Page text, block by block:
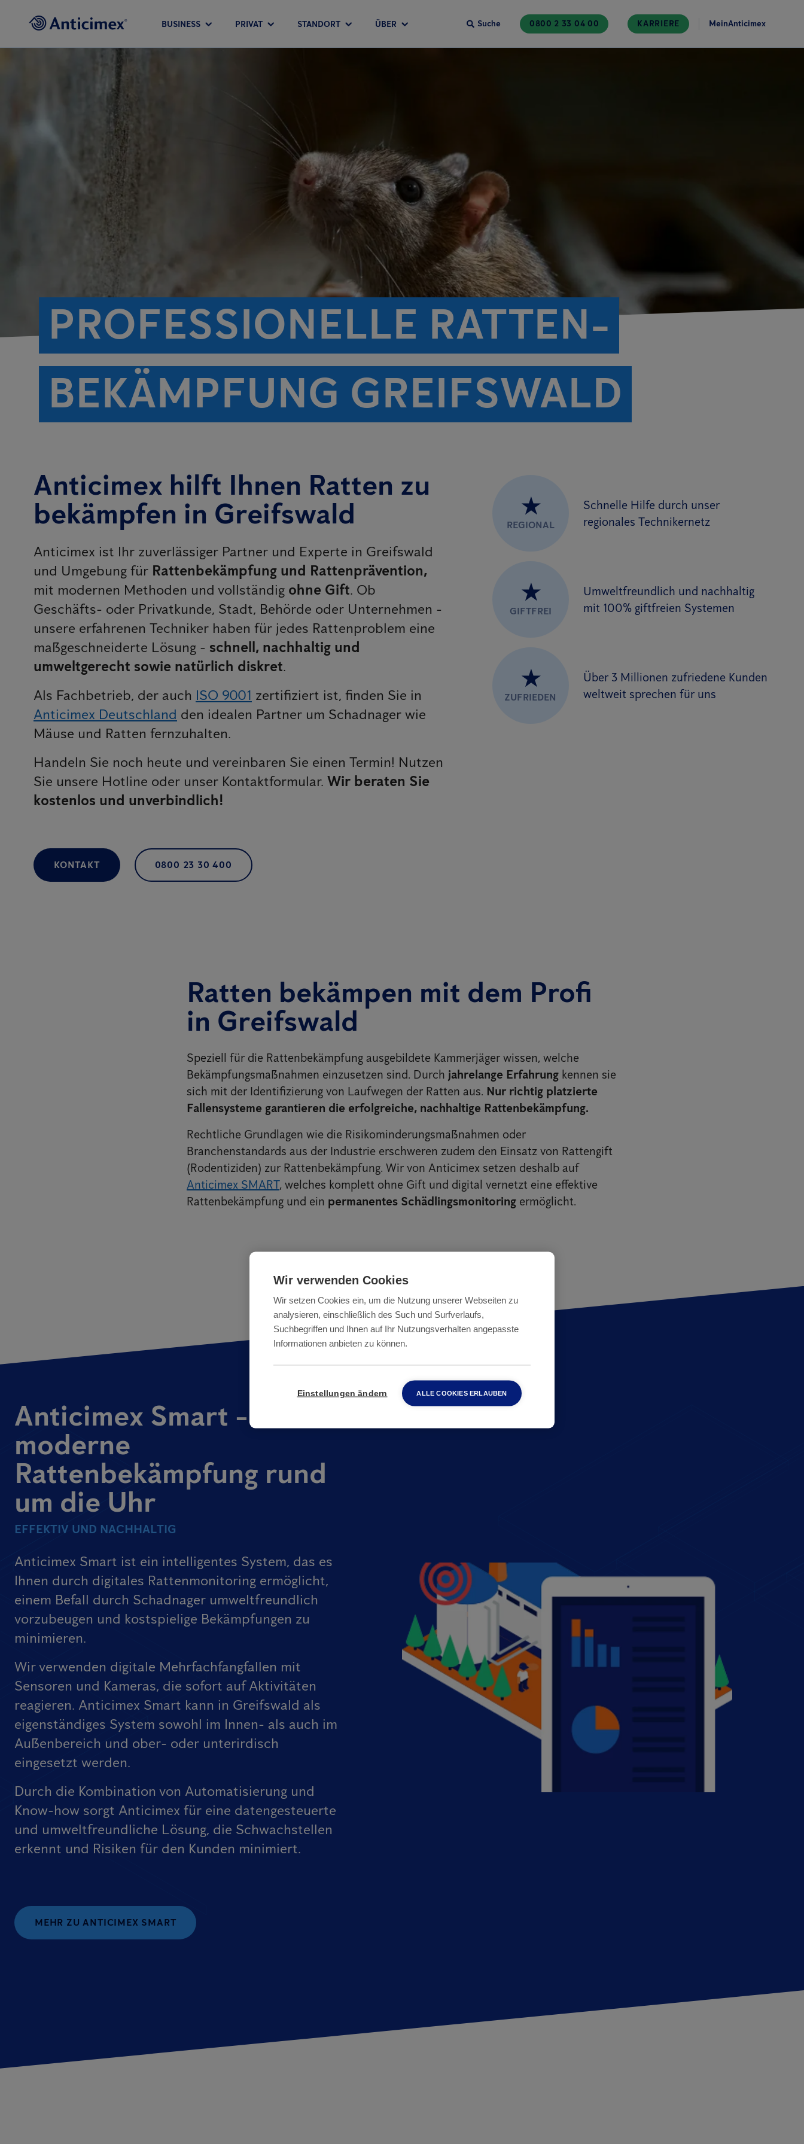
BUSINESS PRIVAT STANDORT ÜBER Suche 0800 2 33 04 00 KARRIERE MeinAnticimex
PROFESSIONELLE RATTEN­
BEKÄMPFUNG GREIFSWALD
Anticimex hilft Ihnen Ratten zu
bekämpfen in Greifswald
Anticimex ist Ihr zuverlässiger Partner und Experte in Greifswald
und Umgebung für Rattenbekämpfung und Rattenprävention,
mit modernen Methoden und vollständig ohne Gift. Ob
Geschäfts- oder Privatkunde, Stadt, Behörde oder Unternehmen -
unsere erfahrenen Techniker haben für jedes Rattenproblem eine
maßgeschneiderte Lösung - schnell, nachhaltig und
umweltgerecht sowie natürlich diskret.
Als Fachbetrieb, der auch ISO 9001 zertifiziert ist, finden Sie in
Anticimex Deutschland den idealen Partner um Schadnager wie
Mäuse und Ratten fernzuhalten.
Handeln Sie noch heute und vereinbaren Sie einen Termin! Nutzen
Sie unsere Hotline oder unser Kontaktformular. Wir beraten Sie
kostenlos und unverbindlich!
KONTAKT 0800 23 30 400
★
REGIONAL
Schnelle Hilfe durch unser
regionales Technikernetz
★
GIFTFREI
Umweltfreundlich und nachhaltig
mit 100% giftfreien Systemen
★
ZUFRIEDEN
Über 3 Millionen zufriedene Kunden
weltweit sprechen für uns
Ratten bekämpen mit dem Profi
in Greifswald
Speziell für die Rattenbekämpfung ausgebildete Kammerjäger wissen, welche
Bekämpfungsmaßnahmen einzusetzen sind. Durch jahrelange Erfahrung kennen sie
sich mit der Identifizierung von Laufwegen der Ratten aus. Nur richtig platzierte
Fallensysteme garantieren die erfolgreiche, nachhaltige Rattenbekämpfung.
Rechtliche Grundlagen wie die Risikominderungsmaßnahmen oder
Branchenstandards aus der Industrie erschweren zudem den Einsatz von Rattengift
(Rodentiziden) zur Rattenbekämpfung. Wir von Anticimex setzen deshalb auf
Anticimex SMART, welches komplett ohne Gift und digital vernetzt eine effektive
Rattenbekämpfung und ein permanentes Schädlingsmonitoring ermöglicht.
Anticimex Smart -
moderne
Rattenbekämpfung rund
um die Uhr
EFFEKTIV UND NACHHALTIG
Anticimex Smart ist ein intelligentes System, das es
Ihnen durch digitales Rattenmonitoring ermöglicht,
einem Befall durch Schadnager umweltfreundlich
vorzubeugen und kostspielige Bekämpfungen zu
minimieren.
Wir verwenden digitale Mehrfachfangfallen mit
Sensoren und Kameras, die sofort auf Aktivitäten
reagieren. Anticimex Smart kann in Greifswald als
eigenständiges System sowohl im Innen- als auch im
Außenbereich und ober- oder unterirdisch
eingesetzt werden.
Durch die Kombination von Automatisierung und
Know-how sorgt Anticimex für eine datengesteuerte
und umweltfreundliche Lösung, die Schwachstellen
erkennt und Risiken für den Kunden minimiert.
MEHR ZU ANTICIMEX SMART
Wir verwenden Cookies
Wir setzen Cookies ein, um die Nutzung unserer Webseiten zu
analysieren, einschließlich des Such und Surfverlaufs,
Suchbegriffen und Ihnen auf Ihr Nutzungsverhalten angepasste
Informationen anbieten zu können.
Einstellungen ändern ALLE COOKIES ERLAUBEN